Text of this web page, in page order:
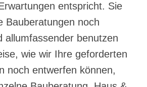
entspricht. Sie
Bauberatungen noch
allumfassender benutzen
wie wir Ihre geforderten
noch entwerfen können,